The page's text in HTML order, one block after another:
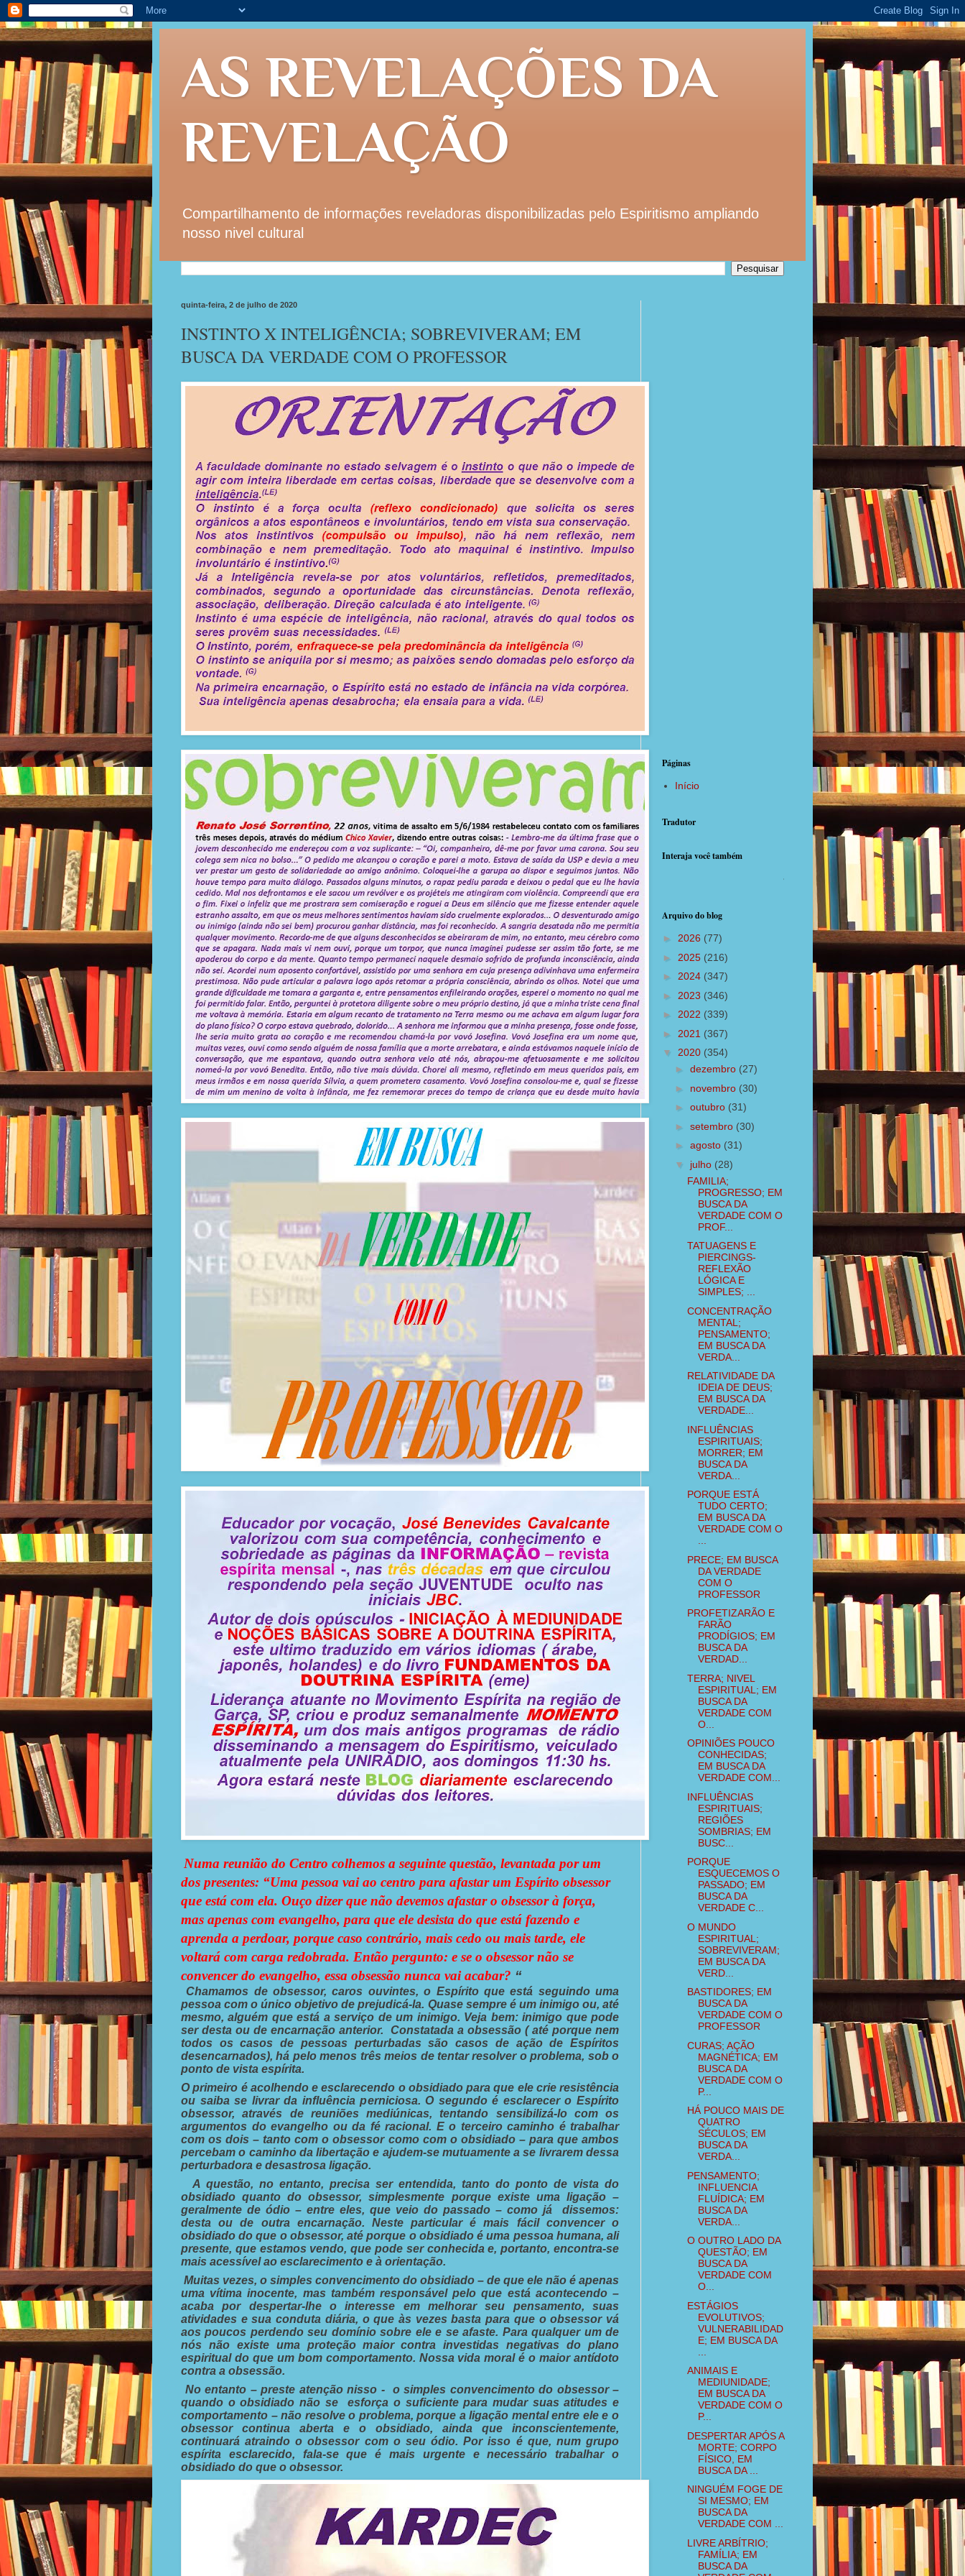
AS REVELAÇÕES DA
REVELAÇÃO
Compartilhamento de informações reveladoras disponibilizadas pelo Espiritismo ampliando
nosso nivel cultural
quinta-feira, 2 de julho de 2020
INSTINTO X INTELIGÊNCIA; SOBREVIVERAM; EM
BUSCA DA VERDADE COM O PROFESSOR
Numa reunião do Centro colhemos a seguinte questão, levantada por um
dos presentes: “Uma pessoa vai ao centro para afastar um Espírito obsessor
que está com ela. Ouço dizer que não devemos afastar o obsessor à força,
mas apenas com evangelho, para que ele desista do que está fazendo e
aprenda a perdoar, porque caso contrário, mais cedo ou mais tarde, ele
voltará com carga redobrada. Então pergunto: e se o obsessor não se
convencer do evangelho, essa obsessão nunca vai acabar? “
Chamamos de obsessor, caros ouvintes, o Espírito que está seguindo uma
pessoa com o único objetivo de prejudicá-la. Quase sempre é um inimigo ou, até
mesmo, alguém que está a serviço de um inimigo. Veja bem: inimigo que pode
ser desta ou de encarnação anterior. Constatada a obsessão ( até porque nem
todos os casos de pessoas perturbadas são casos de ação de Espíritos
desencarnados), há pelo menos três meios de tentar resolver o problema, sob o
ponto de vista espírita.
O primeiro é acolhendo e esclarecendo o obsidiado para que ele crie resistência
ou saiba se livrar da influência perniciosa. O segundo é esclarecer o Espírito
obsessor, através de reuniões mediúnicas, tentando sensibilizá-lo com os
argumentos do evangelho ou da fé racional. E o terceiro caminho é trabalhar
com os dois – tanto com o obsessor como com o obsidiado – para que ambos
percebam o caminho da libertação e ajudem-se mutuamente a se livrarem dessa
perturbadora e desastrosa ligação.
A questão, no entanto, precisa ser entendida, tanto do ponto de vista do
obsidiado quanto do obsessor, simplesmente porque existe uma ligação –
geralmente de ódio – entre eles, que veio do passado – como já dissemos:
desta ou de outra encarnação. Neste particular é mais fácil convencer o
obsidiado do que o obsessor, até porque o obsidiado é uma pessoa humana, ali
presente, que estamos vendo, que pode ser conhecida e, portanto, encontra-se
mais acessível ao esclarecimento e à orientação.
Muitas vezes, o simples convencimento do obsidiado – de que ele não é apenas
uma vítima inocente, mas também responsável pelo que está acontecendo –
acaba por despertar-lhe o interesse em melhorar seu pensamento, suas
atividades e sua conduta diária, o que às vezes basta para que o obsessor vá
aos poucos perdendo seu domínio sobre ele e se afaste. Para qualquer um de
nós não existe uma proteção maior contra investidas negativas do plano
espiritual do que um bom comportamento. Nossa vida moral é o maior antídoto
contra a obsessão.
No entanto – preste atenção nisso - o simples convencimento do obsessor –
quando o obsidiado não se esforça o suficiente para mudar suas atitudes e
comportamento – não resolve o problema, porque a ligação mental entre ele e o
obsessor continua aberta e o obsidiado, ainda que inconscientemente,
continuará atraindo o obsessor com o seu ódio. Por isso é que, num grupo
espírita esclarecido, fala-se que é mais urgente e necessário trabalhar o
obsidiado do que o obsessor.
Páginas
Início
Tradutor
Interaja você também
agora com postagens diárias
Arquivo do blog
► 2026 (77)
► 2025 (216)
► 2024 (347)
► 2023 (346)
► 2022 (339)
► 2021 (367)
▼ 2020 (354)
► dezembro (27)
► novembro (30)
► outubro (31)
► setembro (30)
► agosto (31)
▼ julho (28)
FAMILIA;
PROGRESSO; EM
BUSCA DA
VERDADE COM O
PROF...
TATUAGENS E
PIERCINGS-
REFLEXÃO
LÓGICA E
SIMPLES; ...
CONCENTRAÇÃO
MENTAL;
PENSAMENTO;
EM BUSCA DA
VERDA...
RELATIVIDADE DA
IDEIA DE DEUS;
EM BUSCA DA
VERDADE...
INFLUÊNCIAS
ESPIRITUAIS;
MORRER; EM
BUSCA DA
VERDA...
PORQUE ESTÁ
TUDO CERTO;
EM BUSCA DA
VERDADE COM O
...
PRECE; EM BUSCA
DA VERDADE
COM O
PROFESSOR
PROFETIZARÃO E
FARÃO
PRODÍGIOS; EM
BUSCA DA
VERDAD...
TERRA; NIVEL
ESPIRITUAL; EM
BUSCA DA
VERDADE COM
O...
OPINIÕES POUCO
CONHECIDAS;
EM BUSCA DA
VERDADE COM...
INFLUÊNCIAS
ESPIRITUAIS;
REGIÕES
SOMBRIAS; EM
BUSC...
PORQUE
ESQUECEMOS O
PASSADO; EM
BUSCA DA
VERDADE C...
O MUNDO
ESPIRITUAL;
SOBREVIVERAM;
EM BUSCA DA
VERD...
BASTIDORES; EM
BUSCA DA
VERDADE COM O
PROFESSOR
CURAS; AÇÃO
MAGNÉTICA; EM
BUSCA DA
VERDADE COM O
P...
HÁ POUCO MAIS DE
QUATRO
SÉCULOS; EM
BUSCA DA
VERDA...
PENSAMENTO;
INFLUENCIA
FLUÍDICA; EM
BUSCA DA
VERDA...
O OUTRO LADO DA
QUESTÃO; EM
BUSCA DA
VERDADE COM
O...
ESTÁGIOS
EVOLUTIVOS;
VULNERABILIDAD
E; EM BUSCA DA
ANIMAIS E
MEDIUNIDADE;
EM BUSCA DA
VERDADE COM O
P...
DESPERTAR APÓS A
MORTE; CORPO
FÍSICO, EM
BUSCA DA ...
NINGUÉM FOGE DE
SI MESMO; EM
BUSCA DA
VERDADE COM ...
LIVRE ARBÍTRIO;
FAMÍLIA; EM
BUSCA DA